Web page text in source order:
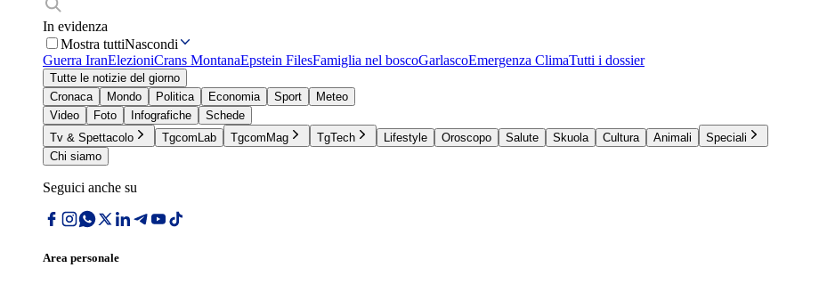
In evidenza
Mostra tuttiNascondi
Guerra IranElezioniCrans MontanaEpstein FilesFamiglia nel boscoGarlascoEmergenza ClimaTutti i dossier
Tutte le notizie del giorno
Cronaca
Mondo Politica Economia Sport
Meteo
Video
Foto Infografiche
Schede
Tv & Spettacolo
TgcomLab TgcomMag TgTech Lifestyle Oroscopo Salute Skuola Cultura Animali
Speciali
Chi siamo
Seguici anche su
Area personale